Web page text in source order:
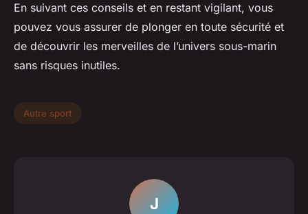
En suivant ces conseils et en restant vigilant, vous
pouvez vous assurer de plonger en toute sécurité et
de découvrir les merveilles de l’univers sous-marin
sans risques inutiles.
Autre sport
J